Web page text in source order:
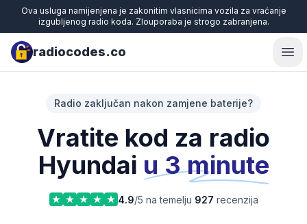
Ova usluga namijenjena je zakonitim vlasnicima vozila za vraćanje
izgubljenog radio koda. Zlouporaba je strogo zabranjena.
radiocodes.co
Radio zaključan nakon zamjene baterije?
Vratite kod za radio
Hyundai u 3 minute
4.9/5 na temelju 927 recenzija